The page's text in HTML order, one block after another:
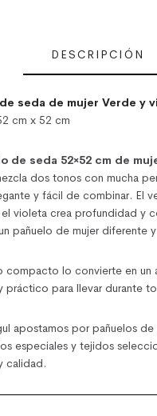
DESCRIPCIÓN
seda de mujer Verde y
cm x 52 cm
de seda 52×52 cm de
dos tonos con mucha
y fácil de combinar. El
el violeta crea profundidad y
pañuelo de mujer diferente
compacto lo convierte en un
práctico para llevar durante
apostamos por pañuelos de
especiales y tejidos
calidad.